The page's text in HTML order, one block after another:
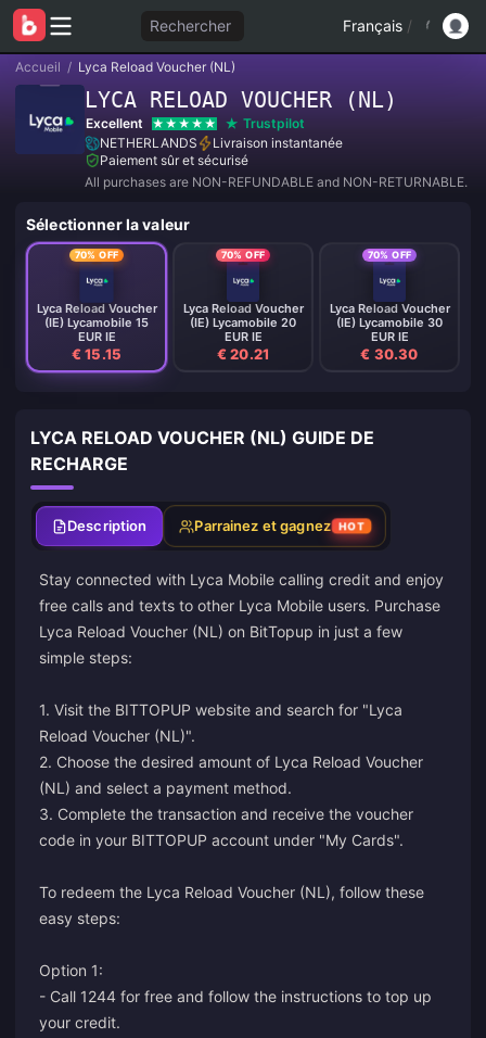
Rechercher Français /
Accueil / Lyca Reload Voucher (NL)
LYCA RELOAD VOUCHER (NL)
Excellent
Trustpilot
NETHERLANDS
Livraison instantanée
Paiement sûr et sécurisé
All purchases are NON-REFUNDABLE and NON-RETURNABLE.
Sélectionner la valeur
70% OFF
Lyca Reload Voucher
(IE) Lycamobile 15
EUR IE
€ 15.15
70% OFF
Lyca Reload Voucher
(IE) Lycamobile 20
EUR IE
€ 20.21
70% OFF
Lyca Reload Voucher
(IE) Lycamobile 30
EUR IE
€ 30.30
LYCA RELOAD VOUCHER (NL) GUIDE DE
RECHARGE
Description Parrainez et gagnez HOT
Stay connected with Lyca Mobile calling credit and enjoy
free calls and texts to other Lyca Mobile users. Purchase
Lyca Reload Voucher (NL) on BitTopup in just a few
simple steps:
1. Visit the BITTOPUP website and search for "Lyca
Reload Voucher (NL)".
2. Choose the desired amount of Lyca Reload Voucher
(NL) and select a payment method.
3. Complete the transaction and receive the voucher
code in your BITTOPUP account under "My Cards".
To redeem the Lyca Reload Voucher (NL), follow these
easy steps:
Option 1:
- Call 1244 for free and follow the instructions to top up
your credit.